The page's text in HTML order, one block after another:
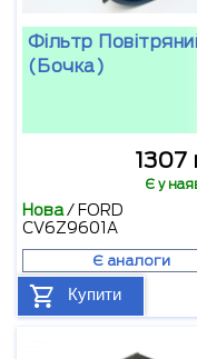
Фільтр
(бочка)
1307
Є у
Нова/ FORD
CV6Z9601A
Є аналоги
Купити